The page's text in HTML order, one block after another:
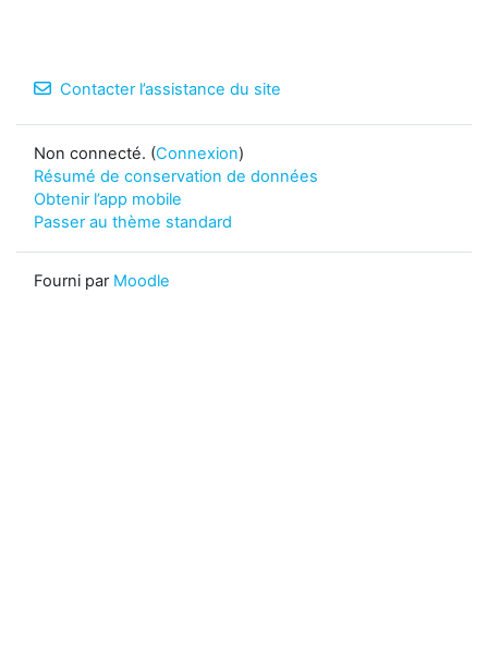
Contacter l’assistance du site
Non connecté. (Connexion)
Résumé de conservation de données
Obtenir l’app mobile
Passer au thème standard
Fourni par Moodle